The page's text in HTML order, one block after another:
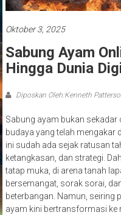
Oktober 3, 2025
Sabung Ayam
Hingga Dunia
Diposkan Oleh:Kenneth
Sabung ayam bukan
budaya yang telah mengakar
ini sudah ada sejak ratusan
ketangkasan, dan strategi.
tatap muka, di arena tanah
bersemangat, sorak sorai,
beterbangan. Namun, seiring
ayam kini bertransformasi ke